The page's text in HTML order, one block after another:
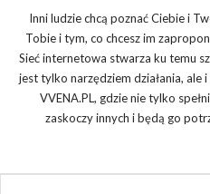
Inni ludzie chcą poznać Ciebie i
Tobie i tym, co chcesz im
Sieć internetowa stwarza ku temu
jest tylko narzędziem działania, ale
VVENA.PL, gdzie nie tylko
zaskoczy innych i będą go